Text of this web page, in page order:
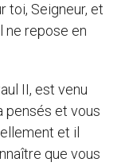
toi, Seigneur, et
ne repose en
II, est venu
pensés et vous
et il
que vous